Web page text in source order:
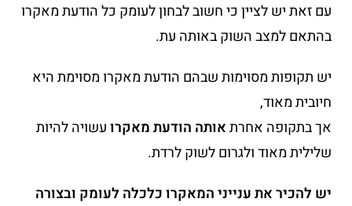
עם זאת יש לציין כי חשוב לבחון לעומק כל הודעת מאקרו
בהתאם למצב השוק באותה עת.
יש תקופות מסוימות שבהם הודעת מאקרו מסוימת היא
חיובית מאוד,
אך בתקופה אחרתאותה הודעת מאקרועשויה להיות
שלילית מאוד ולגרום לשוק לרדת.
יש להכיר את ענייני המאקרו כלכלה לעומק ובצורה